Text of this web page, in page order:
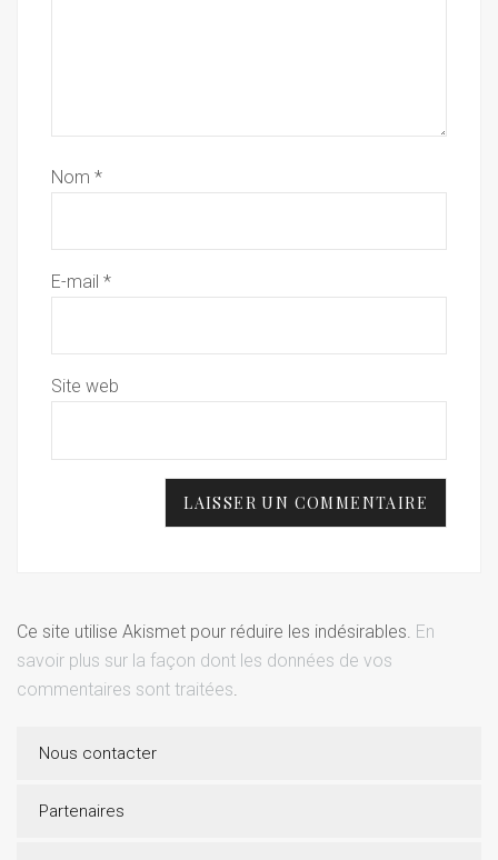
Nom *
E-mail *
Site web
Ce site utilise Akismet pour réduire les indésirables. En
savoir plus sur la façon dont les données de vos
commentaires sont traitées.
Nous contacter
Partenaires